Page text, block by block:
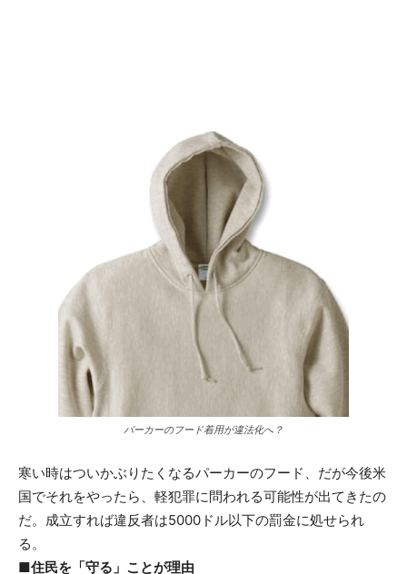
パーカーのフード着用が違法化へ？
寒い時はついかぶりたくなるパーカーのフード、だが今後米
国でそれをやったら、軽犯罪に問われる可能性が出てきたの
だ。成立すれば違反者は5000ドル以下の罰金に処せられ
る。
■住民を「守る」ことが理由